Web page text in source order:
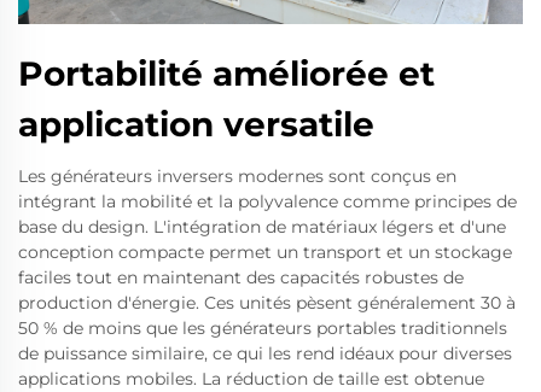
Portabilité améliorée et
application versatile
Les générateurs inversers modernes sont conçus en
intégrant la mobilité et la polyvalence comme principes de
base du design. L'intégration de matériaux légers et d'une
conception compacte permet un transport et un stockage
faciles tout en maintenant des capacités robustes de
production d'énergie. Ces unités pèsent généralement 30 à
50 % de moins que les générateurs portables traditionnels
de puissance similaire, ce qui les rend idéaux pour diverses
applications mobiles. La réduction de taille est obtenue